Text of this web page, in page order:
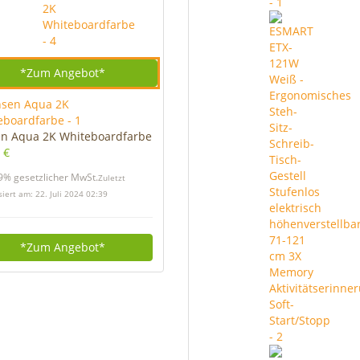
*Zum Angebot*
Aqua 2K Whiteboardfarbe
€
gesetzlicher MwSt.Zuletzt
am: 22. Juli 2024 02:39
*Zum Angebot*